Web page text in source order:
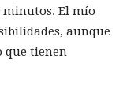
minutos. El mío
aunque
que tienen